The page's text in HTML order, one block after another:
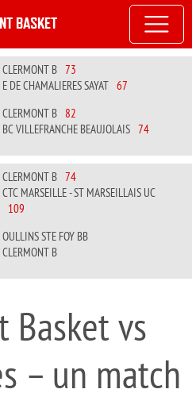
BASKET
CLERMONT B 73
E DE CHAMALIERES SAYAT 67
CLERMONT B 82
BC VILLEFRANCHE BEAUJOLAIS 74
CLERMONT B 74
CTC MARSEILLE - ST MARSEILLAIS UC
109
OULLINS STE FOY BB
CLERMONT B
Basket vs
– un match